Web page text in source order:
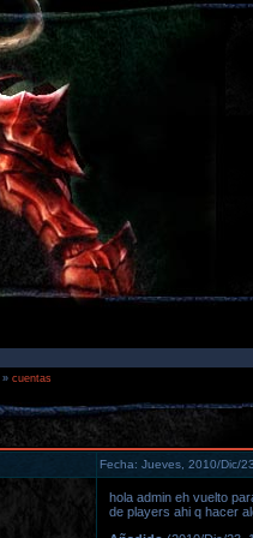
» cuentas
Fecha: Jueves, 2010/Dic/
hola admin eh vuelto
de players ahi q hacer